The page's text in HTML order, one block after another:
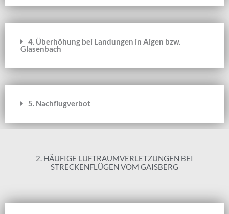
4. Überhöhung bei Landungen in Aigen bzw.
Glasenbach
5. Nachflugverbot
2. HÄUFIGE LUFTRAUMVERLETZUNGEN BEI
STRECKENFLÜGEN VOM GAISBERG